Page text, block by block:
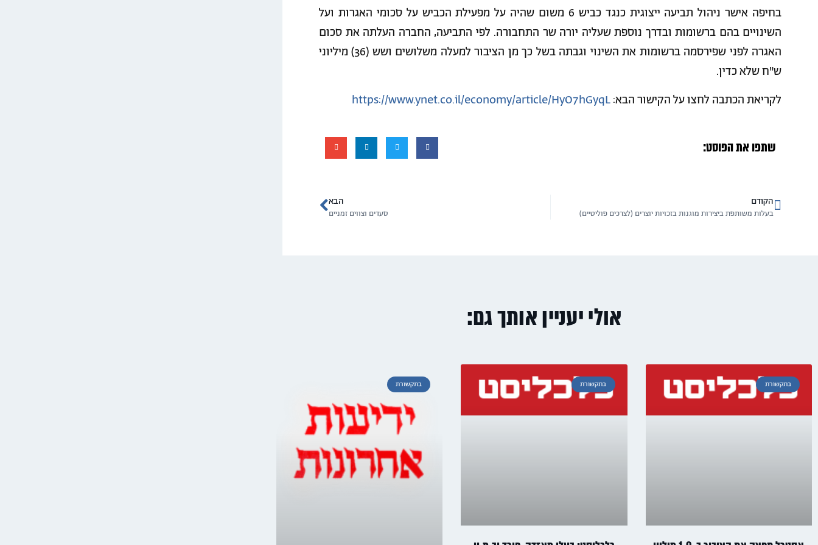
בחיפה אישר ניהול תביעה ייצוגית כנגד כביש 6 משום שהיה על מפעילת הכביש על סכומי האגרות ועל
השינויים בהם ברשומות ובדרך נוספת שעליה יורה שר התחבורה. לפי התביעה, החברה העלתה את סכום
האגרה לפני שפירסמה ברשומות את השינוי וגבתה בשל כך מן הציבור למעלה משלושים ושש (36) מיליוני
ש"ח שלא כדין.
לקריאת הכתבה לחצו על הקישור הבא:https://www.ynet.co.il/economy/article/HyO7hGyqL
שתפו את הפוסט:
הקודם
בעלות משותפת ביצירות מוגנות בזכויות יוצרים (לצרכים פוליטיים)
הבא
סעדים וצווים זמניים
אולי יעניין אותך גם:
בתקשורת בתקשורת בתקשורת